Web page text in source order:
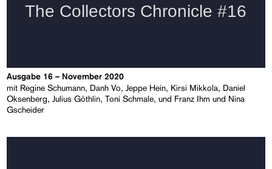
Ausgabe 16 – November 2020
mit Regine Schumann, Danh Vo, Jeppe Hein, Kirsi Mikkola, Daniel
Oksenberg, Julius Göthlin, Toni Schmale, und Franz Ihm und Nina
Gscheider